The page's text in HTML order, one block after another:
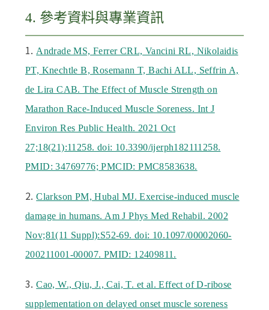
4. 參考資料與專業資訊
1.Andrade MS, Ferrer CRL, Vancini RL, Nikolaidis
PT, Knechtle B, Rosemann T, Bachi ALL, Seffrin A,
de Lira CAB. The Effect of Muscle Strength on
Marathon Race-Induced Muscle Soreness. Int J
Environ Res Public Health. 2021 Oct
27;18(21):11258. doi: 10.3390/ijerph182111258.
PMID: 34769776; PMCID: PMC8583638.
2.Clarkson PM, Hubal MJ. Exercise-induced muscle
damage in humans. Am J Phys Med Rehabil. 2002
Nov;81(11 Suppl):S52-69. doi: 10.1097/00002060-
200211001-00007. PMID: 12409811.
3.Cao, W., Qiu, J., Cai, T. et al. Effect of D-ribose
supplementation on delayed onset muscle soreness